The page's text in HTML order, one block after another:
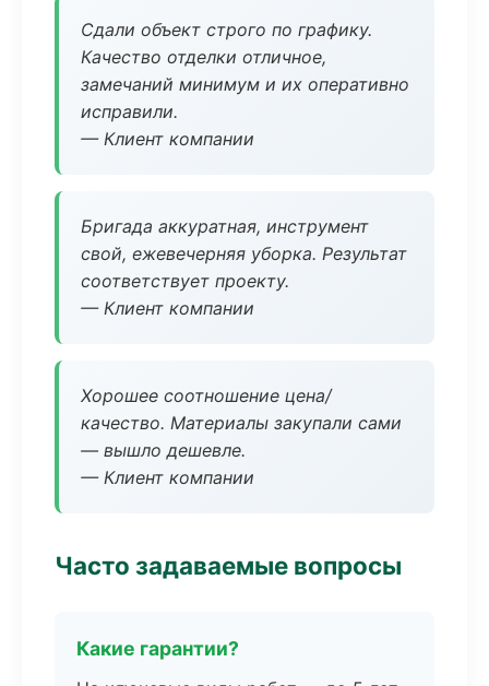
Сдали объект строго по графику.
Качество отделки отличное,
замечаний минимум и их оперативно
исправили.
— Клиент компании
Бригада аккуратная, инструмент
свой, ежевечерняя уборка. Результат
соответствует проекту.
— Клиент компании
Хорошее соотношение цена/
качество. Материалы закупали сами
— вышло дешевле.
— Клиент компании
Часто задаваемые вопросы
Какие гарантии?